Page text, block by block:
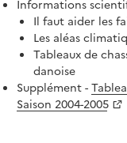
Informations
Il faut aider les
Les aléas
Tableaux de
danoise
Supplément -
Saison 2004-2005